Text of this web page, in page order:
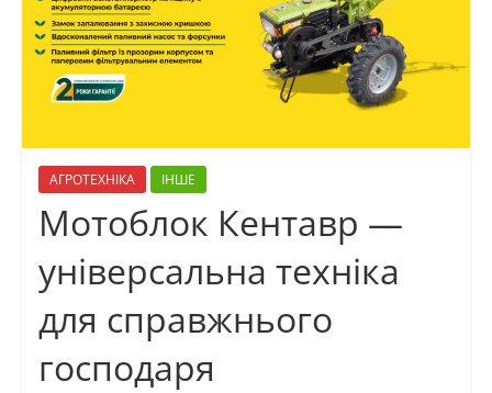
АГРОТЕХНІКА ІНШЕ
Мотоблок Кентавр —
універсальна техніка
для справжнього
господаря